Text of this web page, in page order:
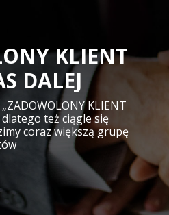
KLIENT
DALEJ
KLIENT
dlatego też ciągle się
coraz większą grupę